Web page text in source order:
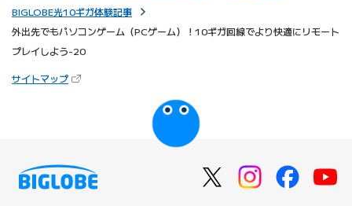
BIGLOBE光10ギガ体験記事
外出先でもパソコンゲーム（PCゲーム）！10ギガ回線でより快適にリモート
プレイしよう-20
サイトマップ（新しいタブで開きます）
びっぷるのページ